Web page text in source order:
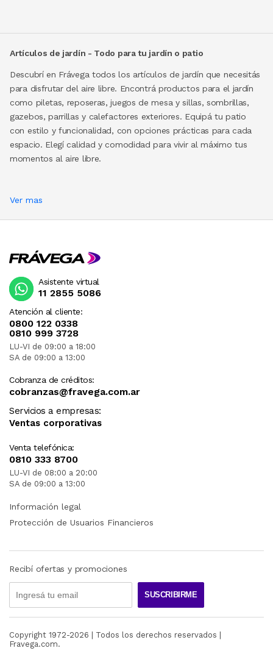
Artículos de jardín - Todo para tu jardín o patio
Descubrí en Frávega todos los artículos de jardín que necesitás
para disfrutar del aire libre. Encontrá productos para el jardín
como piletas, reposeras, juegos de mesa y sillas, sombrillas,
gazebos, parrillas y calefactores exteriores. Equipá tu patio
con estilo y funcionalidad, con opciones prácticas para cada
espacio. Elegí calidad y comodidad para vivir al máximo tus
momentos al aire libre.
Ver mas
Atención al cliente:
0800 122 0338
0810 999 3728
LU-VI de 09:00 a 18:00
SA de 09:00 a 13:00
Cobranza de créditos:
cobranzas@fravega.com.ar
Servicios a empresas:
Ventas corporativas
Venta telefónica:
0810 333 8700
LU-VI de 08:00 a 20:00
SA de 09:00 a 13:00
Asistente virtual
11 2855 5086
Información legal
Protección de Usuarios Financieros
Recibí ofertas y promociones
SUSCRIBIRME
Copyright 1972-2026 | Todos los derechos reservados |
Fravega.com.